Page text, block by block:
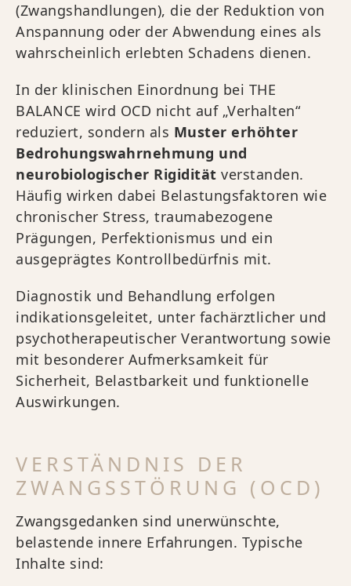
(Zwangshandlungen), die der Reduktion von
Anspannung oder der Abwendung eines als
wahrscheinlich erlebten Schadens dienen.
In der klinischen Einordnung bei THE
BALANCE wird OCD nicht auf „Verhalten“
reduziert, sondern als Muster erhöhter
Bedrohungswahrnehmung und
neurobiologischer Rigidität verstanden.
Häufig wirken dabei Belastungsfaktoren wie
chronischer Stress, traumabezogene
Prägungen, Perfektionismus und ein
ausgeprägtes Kontrollbedürfnis mit.
Diagnostik und Behandlung erfolgen
indikationsgeleitet, unter fachärztlicher und
psychotherapeutischer Verantwortung sowie
mit besonderer Aufmerksamkeit für
Sicherheit, Belastbarkeit und funktionelle
Auswirkungen.
VERSTÄNDNIS DER
ZWANGSSTÖRUNG (OCD)
Zwangsgedanken sind unerwünschte,
belastende innere Erfahrungen. Typische
Inhalte sind: